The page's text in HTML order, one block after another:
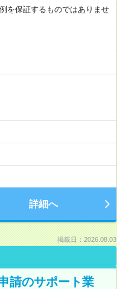
保証するものではありませ
詳細へ
掲載日：2026.08.03
請のサポート業